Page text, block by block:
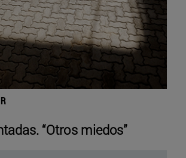
“Otros miedos”